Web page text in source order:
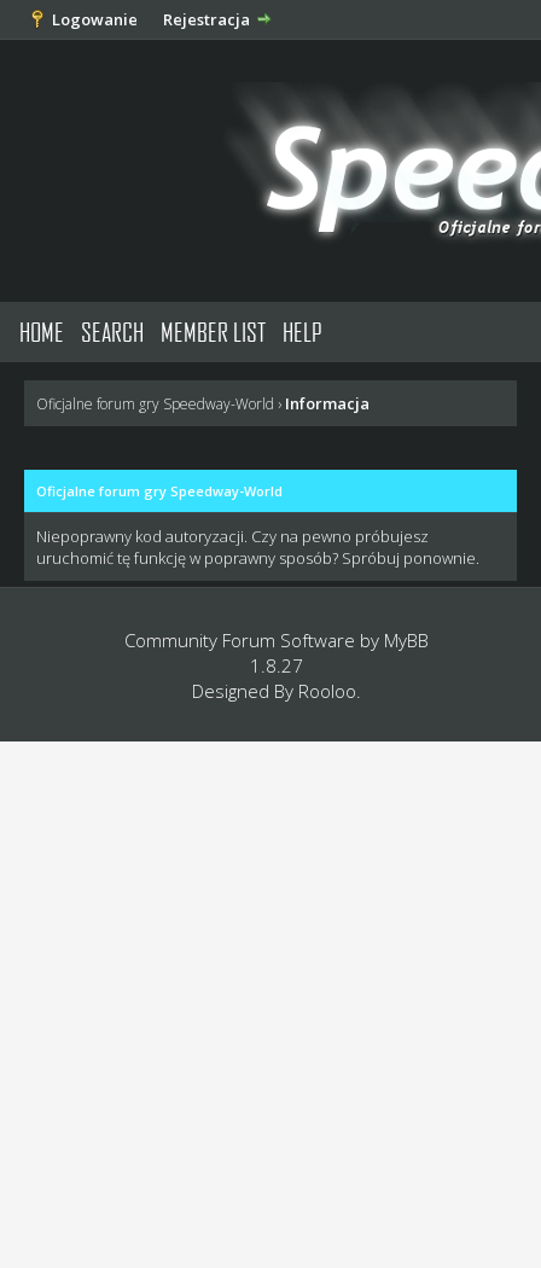
Logowanie Rejestracja
HOME SEARCH MEMBER LIST HELP
Oficjalne forum gry Speedway-World › Informacja
Oficjalne forum gry Speedway-World
Niepoprawny kod autoryzacji. Czy na pewno próbujesz
uruchomić tę funkcję w poprawny sposób? Spróbuj ponownie.
Community Forum Software by MyBB
1.8.27
Designed By Rooloo.